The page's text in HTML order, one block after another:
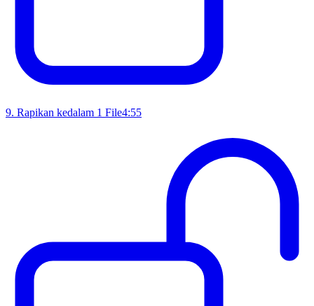
9. Rapikan kedalam 1 File4:55